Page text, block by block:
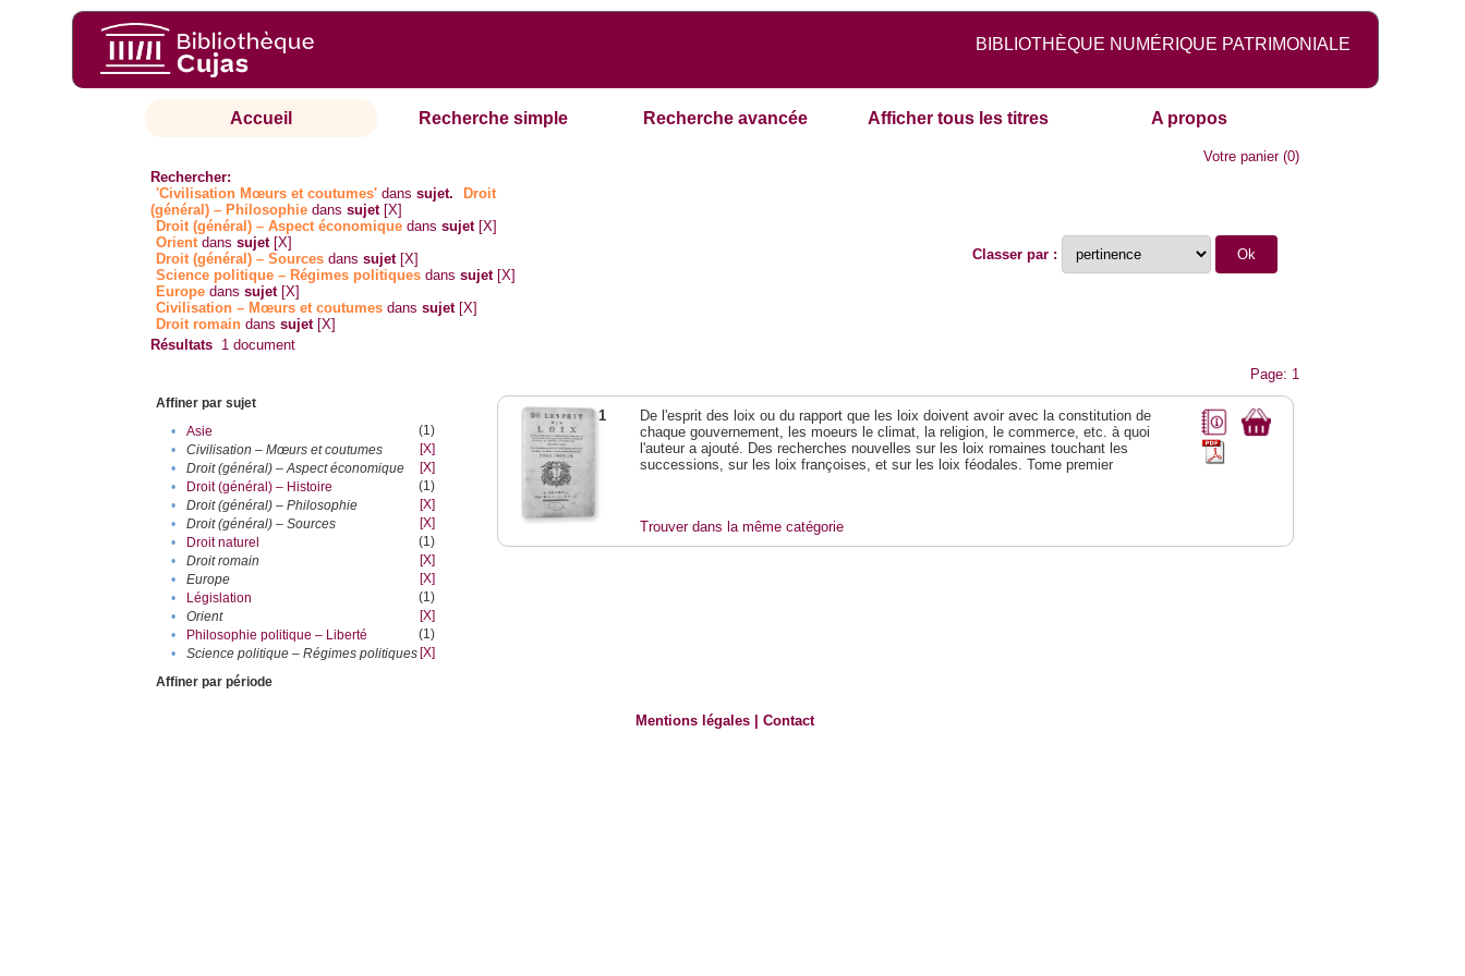
BIBLIOTHÈQUE NUMÉRIQUE PATRIMONIALE
Accueil Recherche simple Recherche avancée Afficher tous les titres A propos
Votre panier(0)
Rechercher:
'Civilisation Mœurs et coutumes' danssujet.
Droit
(général) – Philosophie danssujet [X]
Droit (général) – Aspect économique danssujet [X]
Orientdanssujet [X]
Droit (général) – Sources danssujet [X]
Science politique – Régimes politiques danssujet [X]
Europe danssujet [X]
Civilisation – Mœurs et coutumes danssujet [X]
Droit romain danssujet [X]
Classer par :
Résultats 1 document
Page: 1
Affiner par sujet
•
Asie
(1)
•
Civilisation – Mœurs et coutumes
[X]
•
Droit (général) – Aspect économique
[X]
•
Droit (général) – Histoire
(1)
•
Droit (général) – Philosophie
[X]
•
Droit (général) – Sources
[X]
•
Droit naturel
(1)
•
Droit romain
[X]
•
Europe
[X]
•
Législation
(1)
•
Orient
[X]
•
Philosophie politique – Liberté
(1)
•
Science politique – Régimes politiques [X]
Affiner par période
1
De l'esprit des loix ou du rapport que les loix doivent avoir avec la constitution de
chaque gouvernement, les moeurs le climat, la religion, le commerce, etc. à quoi
l'auteur a ajouté. Des recherches nouvelles sur les loix romaines touchant les
successions, sur les loix françoises, et sur les loix féodales. Tome premier
Trouver dans la même catégorie
Mentions légales |Contact